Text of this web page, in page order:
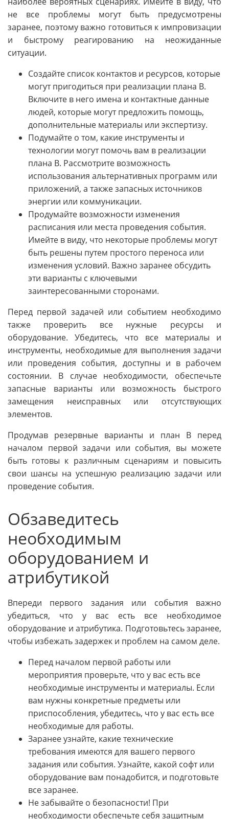
не все проблемы могут быть предусмотрены
заранее, поэтому важно готовиться к импровизации
и быстрому реагированию на неожиданные
ситуации.
Создайте список контактов и ресурсов, которые
могут пригодиться при реализации плана B.
Включите в него имена и контактные данные
людей, которые могут предложить помощь,
дополнительные материалы или экспертизу.
Подумайте о том, какие инструменты и
технологии могут помочь вам в реализации
плана B. Рассмотрите возможность
использования альтернативных программ или
приложений, а также запасных источников
энергии или коммуникации.
Продумайте возможности изменения
расписания или места проведения события.
Имейте в виду, что некоторые проблемы могут
быть решены путем простого переноса или
изменения условий. Важно заранее обсудить
эти варианты с ключевыми
заинтересованными сторонами.
Перед первой задачей или событием необходимо
также проверить все нужные ресурсы и
оборудование. Убедитесь, что все материалы и
инструменты, необходимые для выполнения задачи
или проведения события, доступны и в рабочем
состоянии. В случае необходимости, обеспечьте
запасные варианты или возможность быстрого
замещения неисправных или отсутствующих
элементов.
Продумав резервные варианты и план B перед
началом первой задачи или события, вы можете
быть готовы к различным сценариям и повысить
свои шансы на успешную реализацию задачи или
проведение события.
Обзаведитесь
необходимым
оборудованием и
атрибутикой
Впереди первого задания или события важно
убедиться, что у вас есть все необходимое
оборудование и атрибутика. Подготовьтесь заранее,
чтобы избежать задержек и проблем на самом деле.
Перед началом первой работы или
мероприятия проверьте, что у вас есть все
необходимые инструменты и материалы. Если
вам нужны конкретные предметы или
приспособления, убедитесь, что у вас есть все
необходимые для работы.
Заранее узнайте, какие технические
требования имеются для вашего первого
задания или события. Узнайте, какой софт или
оборудование вам понадобится, и подготовьте
все заранее.
Не забывайте о безопасности! При
необходимости обеспечьте себя защитным